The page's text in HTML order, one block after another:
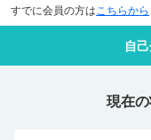
すでに会員の方は こちらから
自
現在